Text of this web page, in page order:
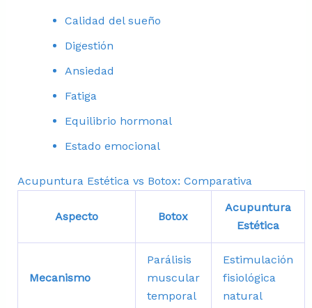
Calidad del sueño
Digestión
Ansiedad
Fatiga
Equilibrio hormonal
Estado emocional
Acupuntura Estética vs Botox: Comparativa
Aspecto Botox
Acupuntura
Estética
Mecanismo
Parálisis
muscular
temporal
Estimulación
fisiológica
natural